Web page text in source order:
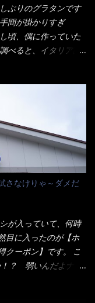
的な・・・だって透
らねぇ～（コスト
用意を勧めている。
・生卵を用意しま
入れて完成です。 ど
ない！？ 笑 マルタ
フライ・ノンスチー
レートめんです。 豚
辛さとコクが凝縮さ
ー油とごま油を使用
。 調味油をスープ
上げて・・・ ええや
で熱を加えてもへた
とダラーっとなるん
いバランスで・・・
ぶりのグラタンです
間が掛かりすぎ
頃、偶に作っていた
べると、イタリア語
いるようで、パック
構な差が出てい
しっかり確認し買う
干有り差がでてるだ
と・・・結構美味し
カロニの絡まった食
のスプーンを使って
ぇ～（このスプーン
たが、まずまずの美
い上げ力の良さを再
さなけりゃ～ダメだ
が入っていて、何時
目に入ったのが【ホ
クーポン】です。 こ
？ 弱いんだよナァ